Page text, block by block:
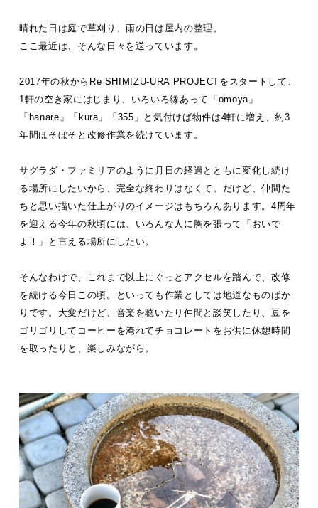
晴れた日は庭で草刈り、雨の日は屋内の整理。
ここ最近は、そんな日々を送っています。
2017年の秋からRe SHIMIZU-URA PROJECTをスタートして、
1軒の空き家にはじまり、いろいろ縁あって「omoya」
「hanare」「kura」「355」と気付けば物件は4軒に増え、約3
年間ほそぼそと改修作業を続けています。
サグラダ・ファミリアのように月日の経過とともに変化し続け
る場所にしたいから、完全な終わりはなくて。だけど、仲間た
ちと思い描いた仕上がりのイメージはもちろんあります。 4周年
を迎える今年の秋頃には、いろんな人に胸を張って「おいで
よ！」と言える場所にしたい。
そんなわけで、これまで以上にぐっとアクセルを踏んで、改修
を続ける今日この頃。といっても作業としては地道なものばか
りです。大変だけど、音楽を聴いたり仲間と談笑したり、豆を
ゴリゴリしてコーヒーを淹れてチョコレートをお供に休憩時間
を取ったりと、楽しみながら。